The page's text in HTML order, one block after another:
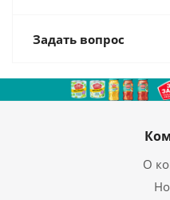
Задать вопрос
О